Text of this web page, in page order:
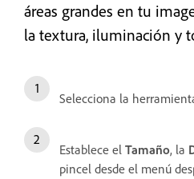
áreas grandes en tu
la textura, iluminación y
Selecciona la
Establece el Tamaño, la
pincel desde el menú